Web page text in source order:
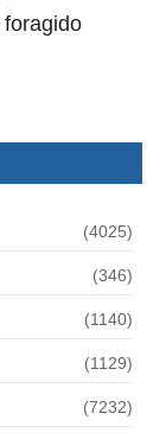
(4025)
(346)
(1140)
(1129)
(7232)